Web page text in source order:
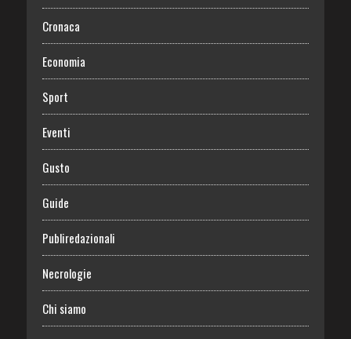
Cronaca
Economia
Sport
Eventi
Gusto
Guide
Publiredazionali
Necrologie
Chi siamo